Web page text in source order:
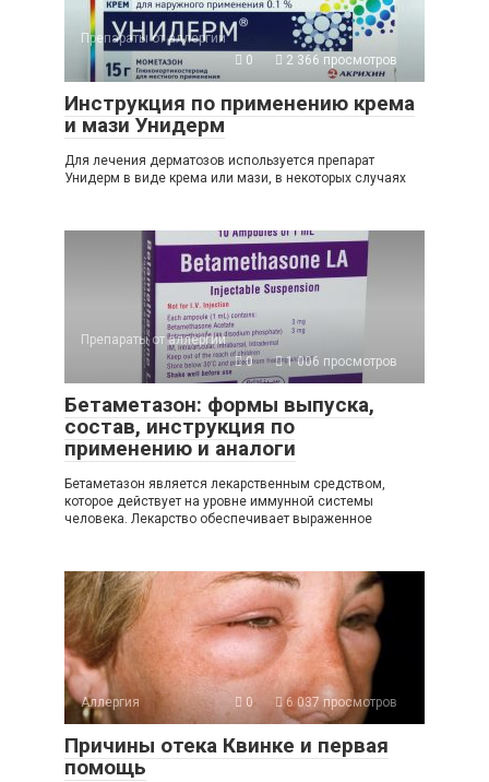
Препараты от аллергии
0
2 366 просмотров
Инструкция по применению крема
и мази Унидерм
Для лечения дерматозов используется препарат
Унидерм в виде крема или мази, в некоторых случаях
Препараты от аллергии
0
1 006 просмотров
Бетаметазон: формы выпуска,
состав, инструкция по
применению и аналоги
Бетаметазон является лекарственным средством,
которое действует на уровне иммунной системы
человека. Лекарство обеспечивает выраженное
Аллергия 0 6 037 просмотров
Причины отека Квинке и первая
помощь